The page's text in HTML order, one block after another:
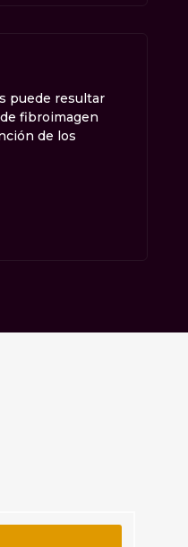
puede resultar
fibroimagen
de los